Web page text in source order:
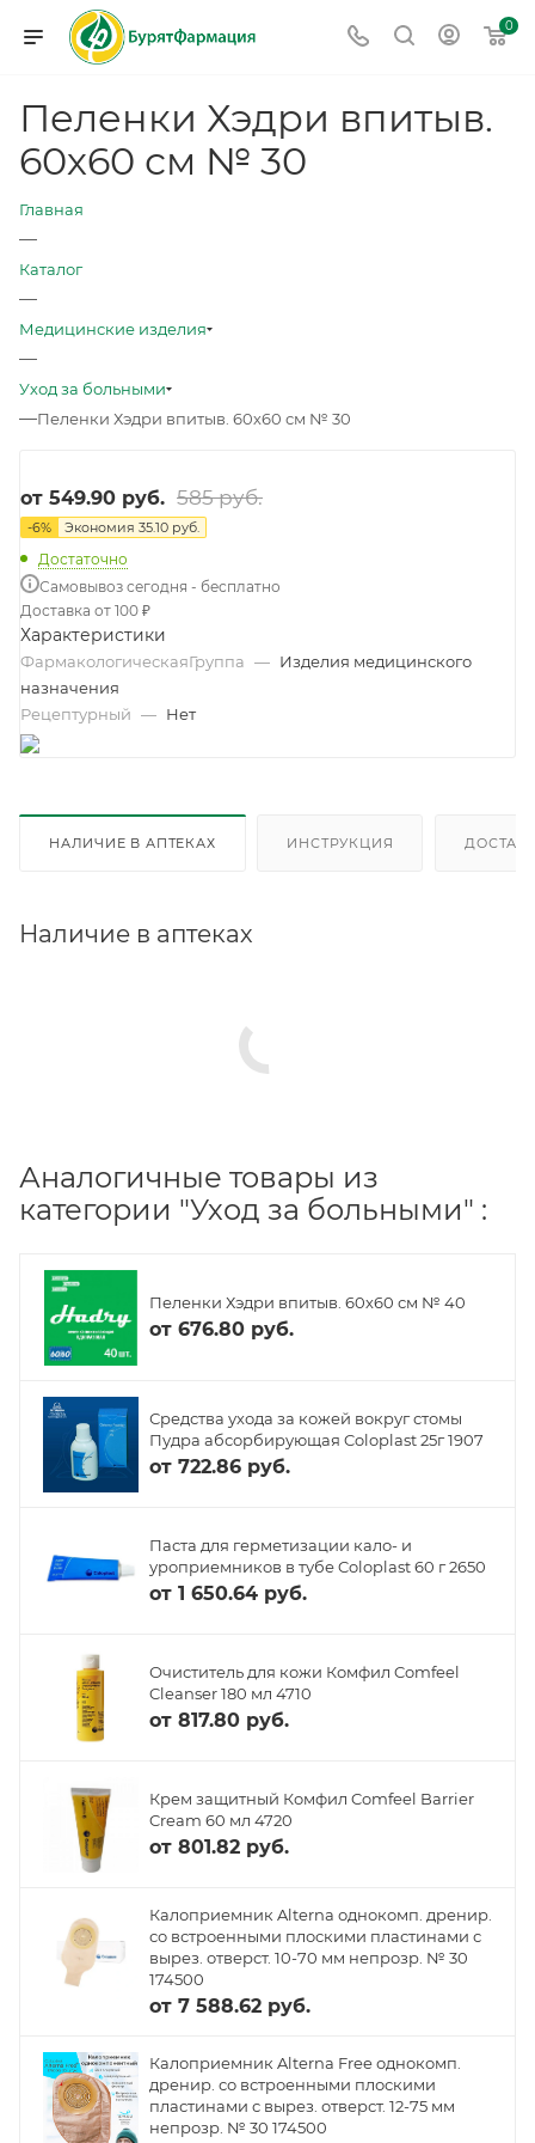
0
Пеленки Хэдри впитыв.
60х60 см № 30
Главная
—
Каталог
—
Медицинские изделия
—
Уход за больными
—Пеленки Хэдри впитыв. 60х60 см № 30
от 549.90 руб. 585 руб.
-6% Экономия 35.10 руб.
Достаточно
Самовывоз сегодня - бесплатно
Доставка от 100 ₽
Характеристики
ФармакологическаяГруппа — Изделия медицинского
назначения
Рецептурный — Нет
НАЛИЧИЕ В АПТЕКАХ ИНСТРУКЦИЯ
Наличие в аптеках
Аналогичные товары из
категории "Уход за больными" :
Пеленки Хэдри впитыв. 60х60 см № 40
от 676.80 руб.
Средства ухода за кожей вокруг стомы
Пудра абсорбирующая Coloplast 25г 1907
от 722.86 руб.
Паста для герметизации кало- и
уроприемников в тубе Coloplast 60 г 2650
от 1 650.64 руб.
Очиститель для кожи Комфил Comfeel
Cleanser 180 мл 4710
от 817.80 руб.
Крем защитный Комфил Comfeel Barrier
Cream 60 мл 4720
от 801.82 руб.
Калоприемник Alterna однокомп. дренир.
со встроенными плоскими пластинами с
вырез. отверст. 10-70 мм непрозр. № 30
174500
от 7 588.62 руб.
Калоприемник Alterna Free однокомп.
дренир. со встроенными плоскими
пластинами с вырез. отверст. 12-75 мм
непрозр. № 30 174500